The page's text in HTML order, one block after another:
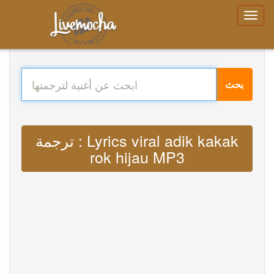
بحث
ترجمة : Lyrics viral adik kakak
rok hijau MP3